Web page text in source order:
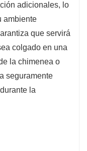
adicionales, lo
ambiente
que servirá
colgado en una
la chimenea o
seguramente
la